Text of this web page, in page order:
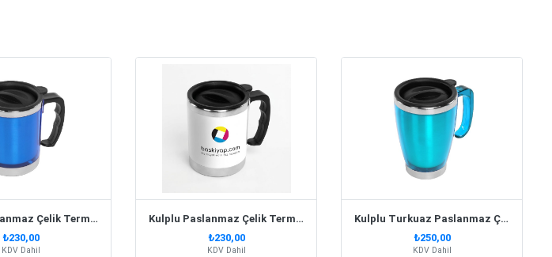
Kulplu Paslanmaz Çelik Termos Kupa 330 Ml – Lacivert
₺230,00
KDV Dahil
Kulplu Paslanmaz Çelik Termos Kupa 330 Ml – Beyaz
₺230,00
KDV Dahil
Kulplu Turkuaz Paslanmaz Çelik Termos Kupa – 415 Ml
₺250,00
KDV Dahil